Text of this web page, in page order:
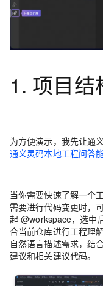
1. 项目结
为方便演示，我先让通
通义灵码本地工程问答
当你需要快速了解一个
需要进行代码变更时，
起 @workspace，选中
合当前仓库进行工程理
自然语言描述需求，结
建议和相关建议代码。